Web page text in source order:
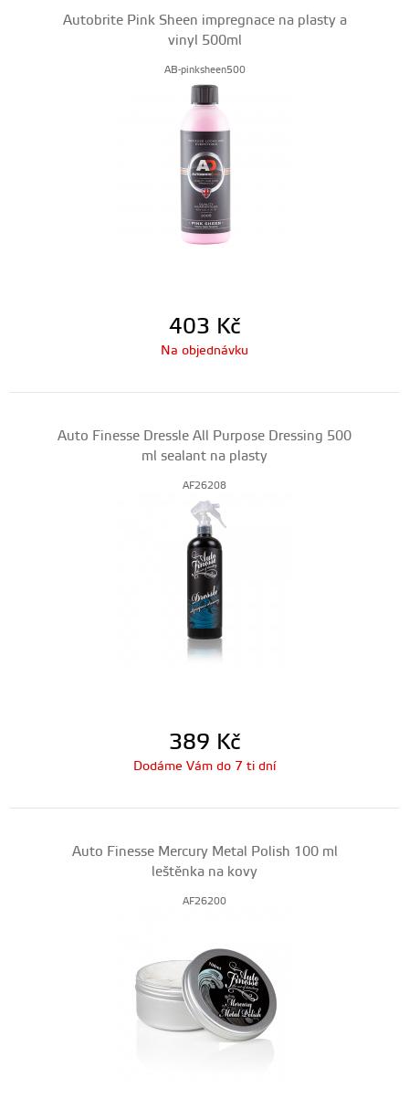
Autobrite Pink Sheen impregnace na plasty a
vinyl 500ml
AB-pinksheen500
403 Kč
Na objednávku
Auto Finesse Dressle All Purpose Dressing 500
ml sealant na plasty
AF26208
389 Kč
Dodáme Vám do 7 ti dní
Auto Finesse Mercury Metal Polish 100 ml
leštěnka na kovy
AF26200